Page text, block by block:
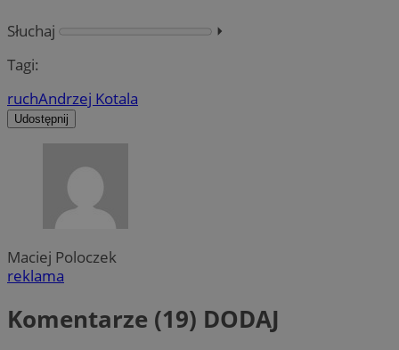
Słuchaj
⏵︎
Tagi:
ruchAndrzej Kotala
Udostępnij
Maciej Poloczek
reklama
Komentarze (19) DODAJ